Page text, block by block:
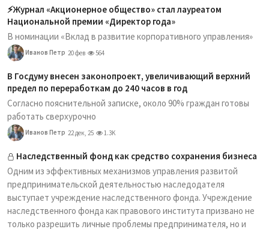
⚡️Журнал «Акционерное общество» стал лауреатом
Национальной премии «Директор года»
В номинации «Вклад в развитие корпоративного управления»
Иванов Петр 20 фев 564
В Госдуму внесен законопроект, увеличивающий верхний
предел по переработкам до 240 часов в год
Согласно пояснительной записке, около 90% граждан готовы
работать сверхурочно
Иванов Петр 22 дек, 25 1.3K
Наследственный фонд как средство сохранения бизнеса
Одним из эффективных механизмов управления развитой
предпринимательской деятельностью наследодателя
выступает учреждение наследственного фонда. Учреждение
наследственного фонда как правового института призвано не
только разрешить личные проблемы предпринимателя, но и